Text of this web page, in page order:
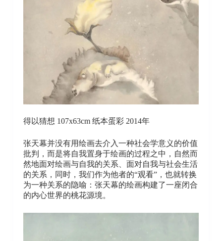
得以猜想 107x63cm 纸本蛋彩 2014年
张天幕并没有用绘画去介入一种社会学意义的价值
批判，而是将自我置身于绘画的过程之中，自然而
然地面对绘画与自我的关系、面对自我与社会生活
的关系，同时，我们作为他者的“观看”，也就转换
为一种关系的隐喻：张天幕的绘画构建了一座闭合
的内心世界的桃花源境。